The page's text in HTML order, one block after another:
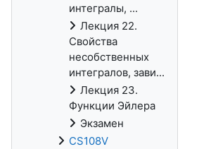
интегралы, ...
Лекция 22.
Свойства
несобственных
интегралов, зави...
Лекция 23.
Функции Эйлера
Экзамен
CS108V